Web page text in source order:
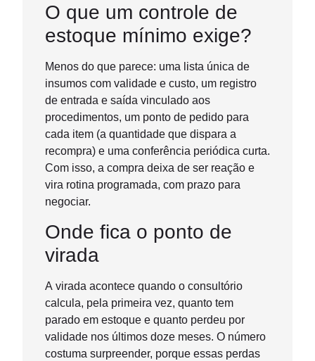
O que um controle de
estoque mínimo exige?
Menos do que parece: uma lista única de
insumos com validade e custo, um registro
de entrada e saída vinculado aos
procedimentos, um ponto de pedido para
cada item (a quantidade que dispara a
recompra) e uma conferência periódica curta.
Com isso, a compra deixa de ser reação e
vira rotina programada, com prazo para
negociar.
Onde fica o ponto de
virada
A virada acontece quando o consultório
calcula, pela primeira vez, quanto tem
parado em estoque e quanto perdeu por
validade nos últimos doze meses. O número
costuma surpreender, porque essas perdas